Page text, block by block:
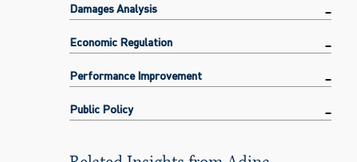
Damages Analysis
Economic Regulation
Performance Improvement
Public Policy